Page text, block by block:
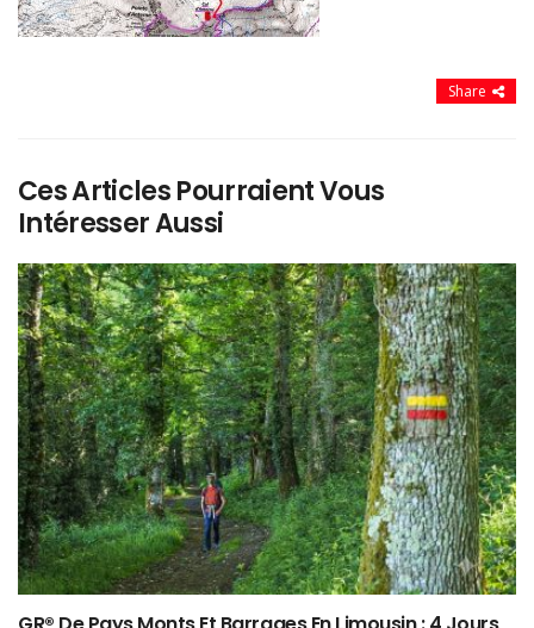
Share
Ces Articles Pourraient Vous
Intéresser Aussi